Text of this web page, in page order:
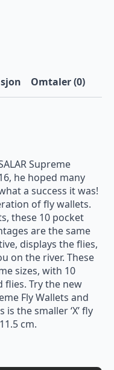
Omtaler (0)
Supreme
he hoped many
a success it was!
of fly wallets.
these 10 pocket
are the same
displays the flies,
on the river. These
sizes, with 10
Try the new
Fly Wallets and
the smaller ‘X’ fly
cm.